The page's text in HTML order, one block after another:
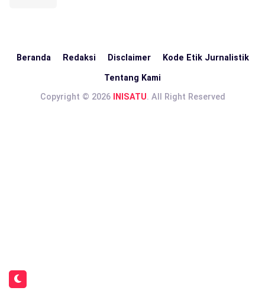
Beranda Redaksi Disclaimer Kode Etik Jurnalistik
Tentang Kami
Copyright © 2026
INISATU. All Right Reserved